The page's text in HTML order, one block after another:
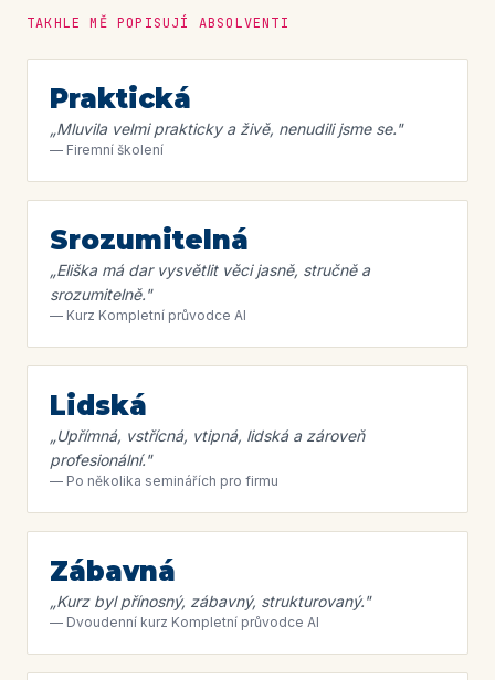
TAKHLE MĚ POPISUJÍ ABSOLVENTI
Praktická
„Mluvila velmi prakticky a živě, nenudili jsme se."
— Firemní školení
Srozumitelná
„Eliška má dar vysvětlit věci jasně, stručně a
srozumitelně."
— Kurz Kompletní průvodce AI
Lidská
„Upřímná, vstřícná, vtipná, lidská a zároveň
profesionální."
— Po několika seminářích pro firmu
Zábavná
„Kurz byl přínosný, zábavný, strukturovaný."
— Dvoudenní kurz Kompletní průvodce AI